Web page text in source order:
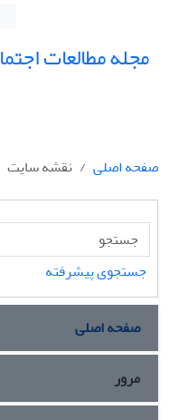
مجله مطالعات
صفحه اصلی نقشه سایت
جستجوی پیشرفته
صفحه اصلی
مرور